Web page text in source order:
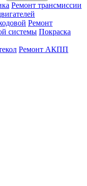
Ремонт трансмиссии
Ремонт
системы Покраска
Ремонт АКПП